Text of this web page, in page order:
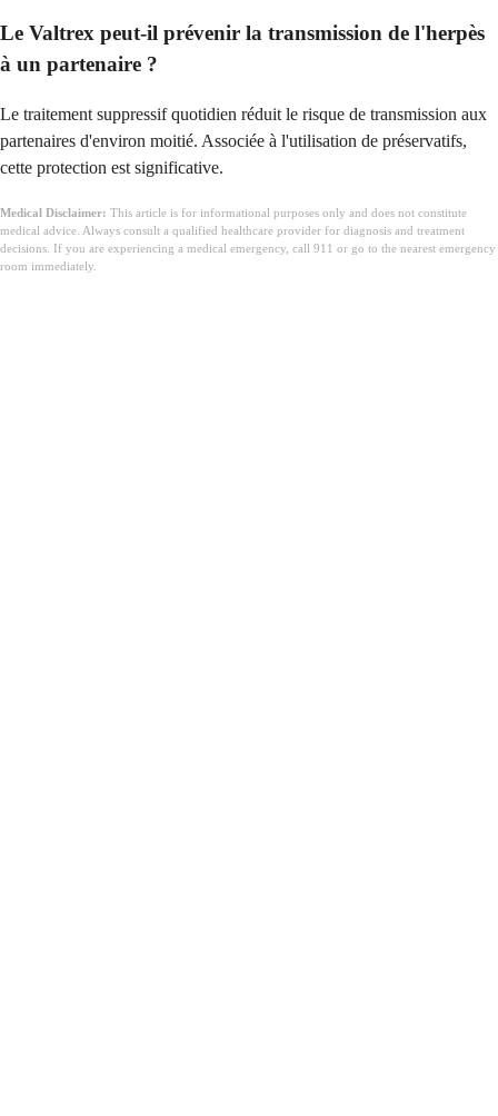
Le Valtrex peut-il prévenir la transmission de l'herpès
à un partenaire ?
Le traitement suppressif quotidien réduit le risque de transmission aux
partenaires d'environ moitié. Associée à l'utilisation de préservatifs,
cette protection est significative.
Medical Disclaimer: This article is for informational purposes only and does not constitute
medical advice. Always consult a qualified healthcare provider for diagnosis and treatment
decisions. If you are experiencing a medical emergency, call 911 or go to the nearest emergency
room immediately.